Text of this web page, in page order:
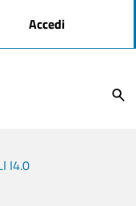
account menu
Accedi
I4.0